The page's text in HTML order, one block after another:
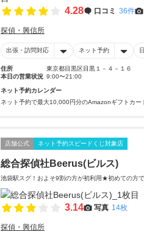
4.28 口コミ 36件
探偵・興信所
出張・訪問対応 ネット予約
住所
東京都目黒区目黒１－４－１６
本日の営業状況 9:00〜21:00
ネット予約カレンダー
ネット予約で最大10,000円分のAmazonギフトカー
店舗公式 ネット予約スピードくじ対象店
総合探偵社Beerus(ビルス)
池袋駅スグ！およそ9割の方が初利用★初めての方
3.14 写真 14枚
探偵・興信所